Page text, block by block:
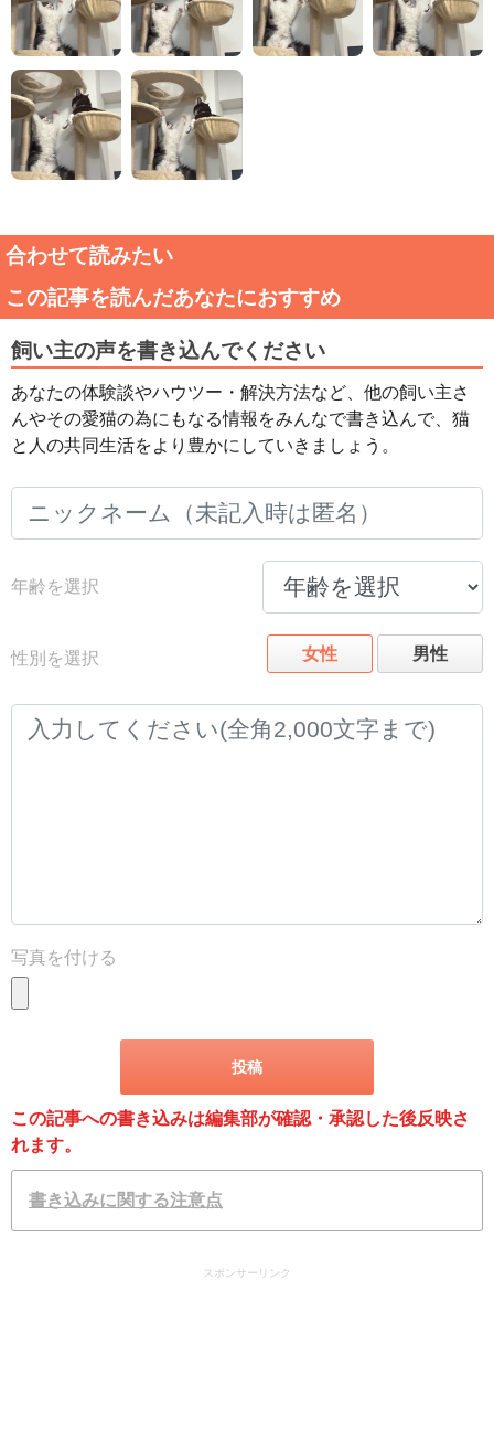
合わせて読みたい
この記事を読んだあなたにおすすめ
飼い主の声を書き込んでください
あなたの体験談やハウツー・解決方法など、他の飼い主さ
んやその愛猫の為にもなる情報をみんなで書き込んで、猫
と人の共同生活をより豊かにしていきましょう。
年齢を選択
性別を選択 女性 男性
写真を付ける
この記事への書き込みは編集部が確認・承認した後反映さ
れます。
書き込みに関する注意点
スポンサーリンク